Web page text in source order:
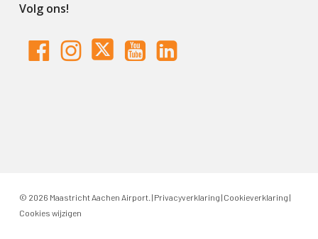
Volg ons!
© 2026 Maastricht Aachen Airport. |Privacyverklaring | Cookieverklaring |
Cookies wijzigen